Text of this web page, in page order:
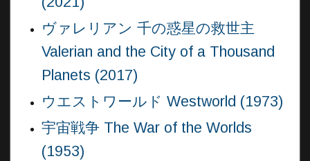
ヴァレリアン 千の惑星の救世主
Valerian and the City of a Thousand
Planets (2017)
ウエストワールド Westworld (1973)
宇宙戦争 The War of the Worlds
(1953)